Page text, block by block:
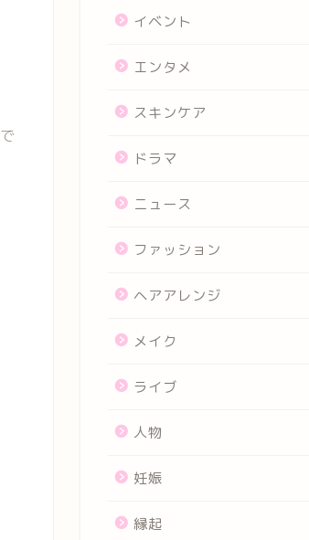
で
イベント
エンタメ
スキンケア
ドラマ
ニュース
ファッション
ヘアアレンジ
メイク
ライブ
人物
妊娠
縁起